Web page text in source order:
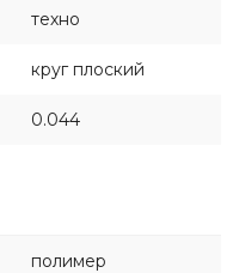
техно
круг плоский
0.044
полимер